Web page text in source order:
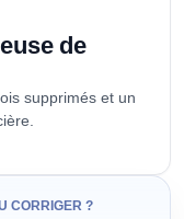
de
supprimés et un
CORRIGER ?